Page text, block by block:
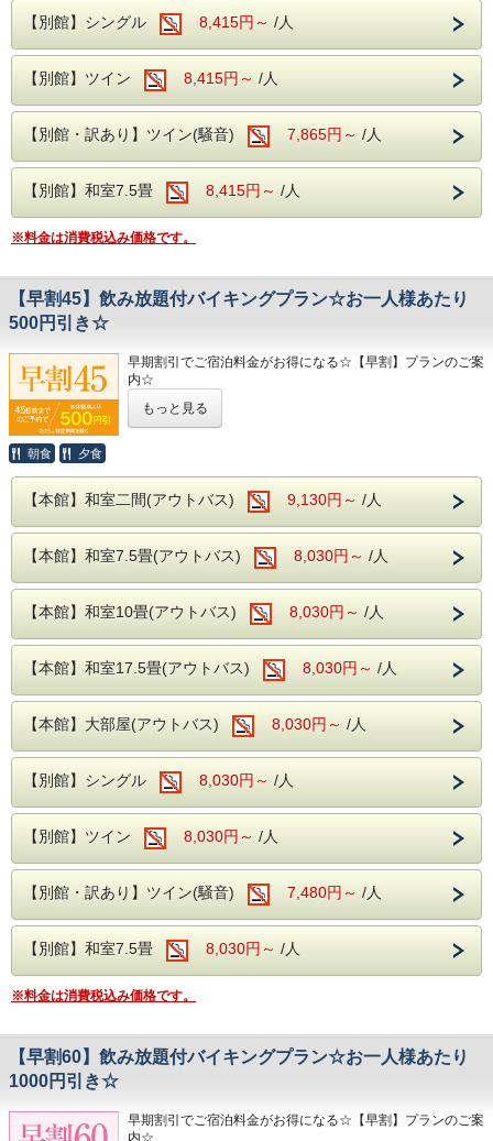
・栃木県なかがわ水遊園
・モビリティリゾートもてぎ
・那須ハイランドパーク
ぜひ、この機会にご予約して家族旅行を満喫してみてはいか
がでしょうか！
紅葉を楽しんだ後は、当ホテル奥久慈館へ！
疲れた体をリフレッシュ！！
温泉につかり、露天風呂から見える紅葉も何とも言えない！
自然の中の温泉で心身共に癒されてください！！
大浴場は【大子温泉】となり、
古くから美人の湯とされた肌を滑らかにする、
PH8.75ナトリウム-硫酸塩・塩化物温泉です！
朝食・夕食は和洋中の厳選した様々な料理を、
夕食は、生ビールや日本酒の地酒までが飲み放題となり、
セットでお楽しみいただけます！
この秋は、ぜひ！奥久慈渓谷での特別なひとときをお楽しみ
ください。
【別館】シングル 8,415円～ /人
【別館】ツイン 8,415円～ /人
【別館・訳あり】ツイン(騒音) 7,865円～ /人
【別館】和室7.5畳 8,415円～ /人
※料金は消費税込み価格です。
【早割45】飲み放題付バイキングプラン☆お一人様あたり
500円引き☆
早期割引でご宿泊料金がお得になる☆【早割】プランのご案
内☆
ご宿泊予定日より45日以上前のご予約で、
なんとお一人様あたり500円もお安くお泊りいただけます
ります。
※本プランは、通常プランとキャンセルポリシーが異なりま
す。
8日～30日前まで・・・ご宿泊料金の5％
2日～ 7日前まで・・・ご宿泊料金の20％
前日・・・ご宿泊料金の40％
当日・・・ご宿泊料金の50％
無連絡・・ご宿泊料金の100％
奥久慈館は
4月中旬には桜、下旬から5月中旬に掛けては新緑が望めま
近隣には日本三名瀑の【袋田の滝】や滝の裏側がのぞける
【月待の滝】、
ノスタルジックな佇まいから、数々のドラマや映画のロケ地
になっている
【旧上岡小学校】など名所も数多くございます。
大浴場は【大子温泉】となり、
古くから美人の湯とされた肌を滑らかにする、
PH8.75ナトリウム-硫酸塩・塩化物温泉です！
ヌメヌメ感を体験してください。
夕食・朝食共に
和洋中の厳選した様々な料理を
さらに夕食時はソフトドリンクだけでなく、
サワー、ハイボールなどの定番のアルコール類
もっと見る
朝食 夕食
【本館】和室二間(アウトバス) 9,130円～ /人
【本館】和室7.5畳(アウトバス) 8,030円～ /人
【本館】和室10畳(アウトバス) 8,030円～ /人
【本館】和室17.5畳(アウトバス) 8,030円～ /人
【本館】大部屋(アウトバス) 8,030円～ /人
【別館】シングル 8,030円～ /人
【別館】ツイン 8,030円～ /人
【別館・訳あり】ツイン(騒音) 7,480円～ /人
【別館】和室7.5畳 8,030円～ /人
※料金は消費税込み価格です。
【早割60】飲み放題付バイキングプラン☆お一人様あたり
1000円引き☆
早期割引でご宿泊料金がお得になる☆【早割】プランのご案
内☆